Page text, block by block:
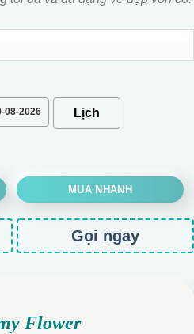
08-2026
số lượng
MUA NHANH
Gọi ngay
Flower